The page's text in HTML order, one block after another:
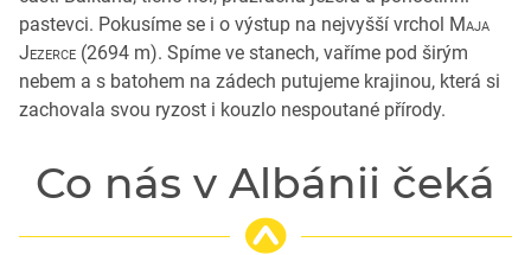
pastevci. Pokusíme se i o výstup na nejvyšší vrchol Maja
Jezerce (2694 m). Spíme ve stanech, vaříme pod širým
nebem a s batohem na zádech putujeme krajinou, která si
zachovala svou ryzost i kouzlo nespoutané přírody.
Co nás v Albánii čeká